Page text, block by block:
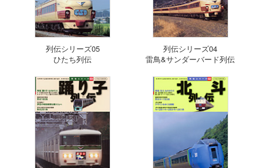
列伝シリーズ05
ひたち列伝
列伝シリーズ04
雷鳥&サンダーバード列伝